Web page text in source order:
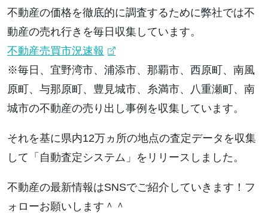
不動産の価格を徹底的に調査するために弊社では不
動産の売れ行きを毎日収集しています。
不動産売買市況速報
※毎日、宜野湾市、浦添市、那覇市、西原町、南風
原町、与那原町、豊見城市、糸満市、八重瀬町、南
城市の不動産の売り出し事例を収集しています。
それを基に県内12万ヵ所の地点の査定データを収集
して「自動査定システム」をリリースしました。
不動産の最新情報はSNSでご紹介していきます！フ
ォローお願いします＾＾